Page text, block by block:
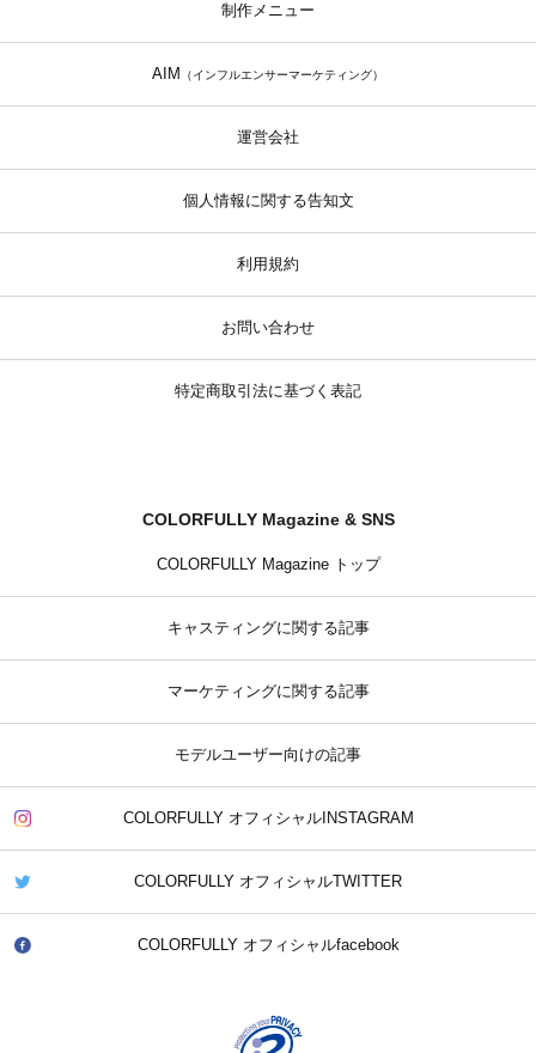
制作メニュー
AIM （インフルエンサーマーケティング）
運営会社
個人情報に関する告知文
利用規約
お問い合わせ
特定商取引法に基づく表記
COLORFULLY Magazine & SNS
COLORFULLY Magazine トップ
キャスティングに関する記事
マーケティングに関する記事
モデルユーザー向けの記事
COLORFULLY オフィシャルINSTAGRAM
COLORFULLY オフィシャルTWITTER
COLORFULLY オフィシャルfacebook